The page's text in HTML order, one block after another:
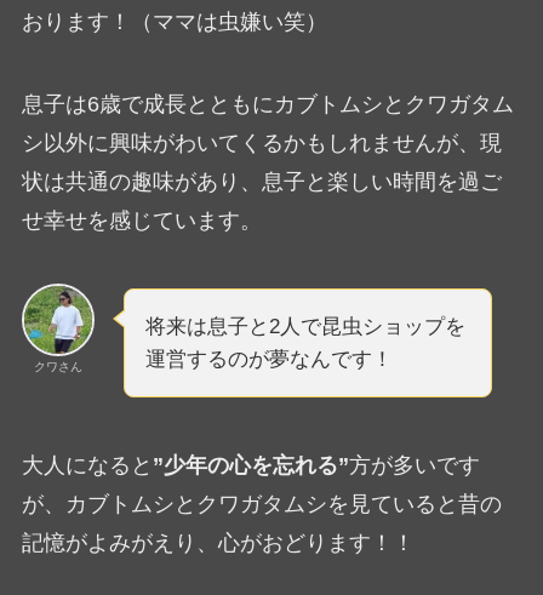
おります！（ママは虫嫌い笑）
息子は6歳で成長とともにカブトムシとクワガタム
シ以外に興味がわいてくるかもしれませんが、現
状は共通の趣味があり、息子と楽しい時間を過ご
せ幸せを感じています。
クワさん
将来は息子と2人で昆虫ショップを
運営するのが夢なんです！
大人になると ”少年の心を忘れる”方が多いです
が、カブトムシとクワガタムシを見ていると昔の
記憶がよみがえり、心がおどります！！